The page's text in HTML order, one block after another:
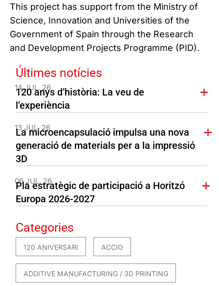
This project has support from the Ministry of
Science, Innovation and Universities of the
Government of Spain through the Research
and Development Projects Programme (PID).
Últimes notícies
14 JUL. 26
120 anys d’història: La veu de
l’experiència
13 JUL. 26
La microencapsulació impulsa una nova
generació de materials per a la impressió
3D
06 JUL. 26
Pla estratègic de participació a Horitzó
Europa 2026-2027
Categories
120 ANIVERSARI ACCIO
ADDITIVE MANUFACTURING / 3D PRINTING